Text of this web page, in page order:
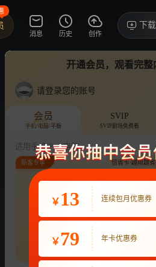
消息 历史 创作
下
讨论·56
是姐姐呀
综艺 女性
开通会员，观看完整
请登录您的账号
会员
手机/电脑/平板
SVIP
SVIP剧场免费看
适用手机/Pad/电脑
连续包月
¥ 22
22
新客专享
月付最
¥
倍省卡·越用越省
￥ 13 连续包月优惠券
￥79 年卡优惠券